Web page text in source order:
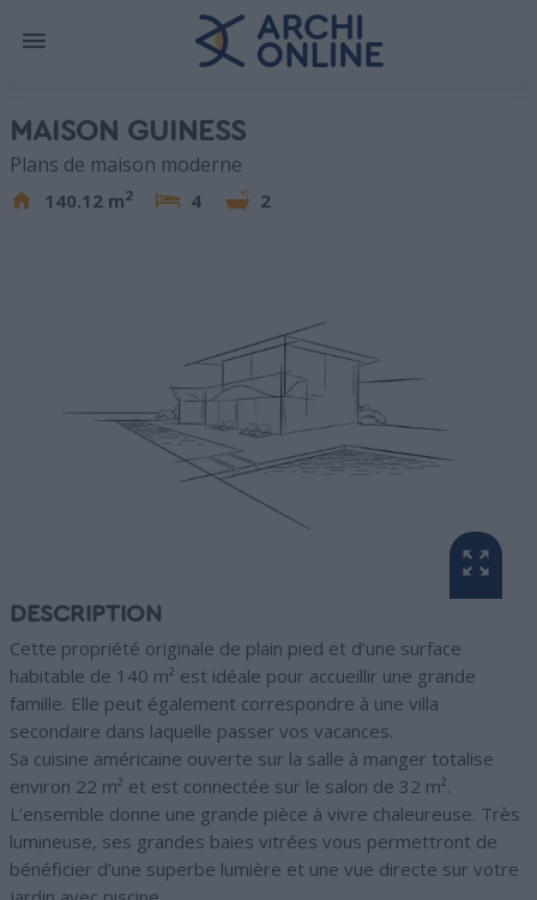
MAISON GUINESS
Plans de maison moderne
140.12 m2 4 2
DESCRIPTION
Cette propriété originale de plain pied et d’une surface
habitable de 140 m² est idéale pour accueillir une grande
famille. Elle peut également correspondre à une villa
secondaire dans laquelle passer vos vacances.
Sa cuisine américaine ouverte sur la salle à manger totalise
environ 22 m² et est connectée sur le salon de 32 m².
L’ensemble donne une grande pièce à vivre chaleureuse. Très
lumineuse, ses grandes baies vitrées vous permettront de
bénéficier d’une superbe lumière et une vue directe sur votre